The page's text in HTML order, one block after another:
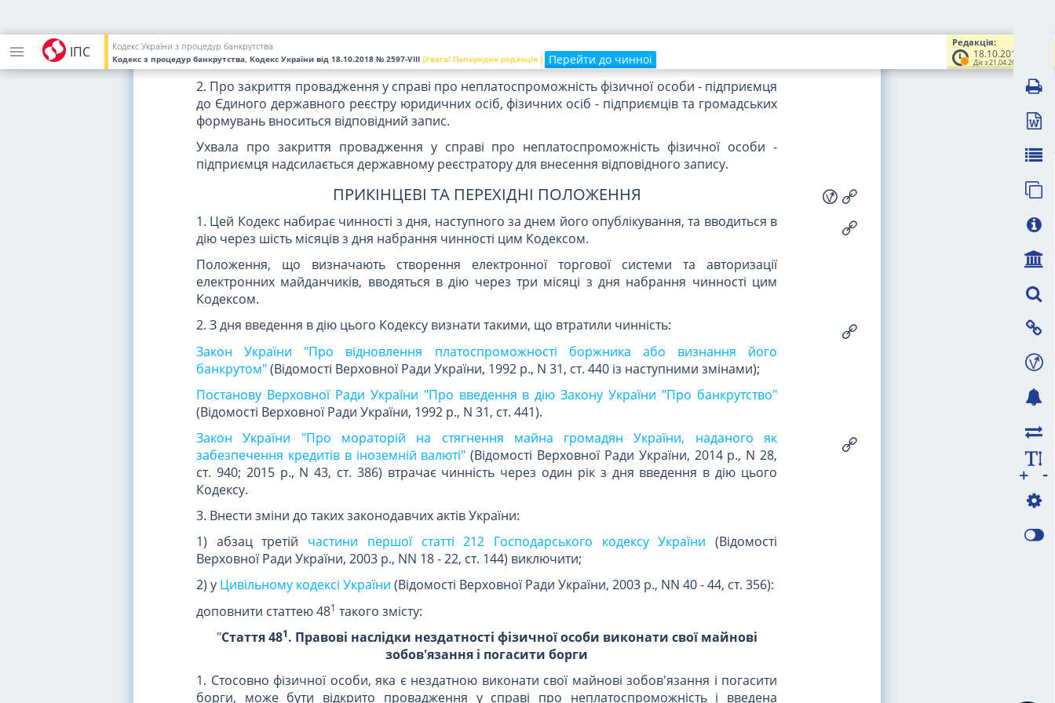
ІПС
Редакція:
18.10.2018
Діє з 21.04.2019
Кодекс України з процедур банкрутства
Кодекс з процедур банкрутства, Кодекс України від 18.10.2018 № 2597-VIII (Увага! Попередня редакція.) Перейти до чинної
підприємця до Єдиного державного реєстру юридичних осіб, фізичних осіб - підприємців та
громадських формувань вноситься відповідний запис.
2. Про закриття провадження у справі про неплатоспроможність фізичної особи - підприємця
до Єдиного державного реєстру юридичних осіб, фізичних осіб - підприємців та громадських
формувань вноситься відповідний запис.
Ухвала про закриття провадження у справі про неплатоспроможність фізичної особи -
підприємця надсилається державному реєстратору для внесення відповідного запису.
ПРИКІНЦЕВІ ТА ПЕРЕХІДНІ ПОЛОЖЕННЯ
1. Цей Кодекс набирає чинності з дня, наступного за днем його опублікування, та вводиться в
дію через шість місяців з дня набрання чинності цим Кодексом.
Положення, що визначають створення електронної торгової системи та авторизації
електронних майданчиків, вводяться в дію через три місяці з дня набрання чинності цим
Кодексом.
2. З дня введення в дію цього Кодексу визнати такими, що втратили чинність:
Закон України "Про відновлення платоспроможності боржника або визнання його
банкрутом"(Відомості Верховної Ради України, 1992 р., N 31, ст. 440 із наступними змінами);
Постанову Верховної Ради України "Про введення в дію Закону України "Про банкрутство"
(Відомості Верховної Ради України, 1992 р., N 31, ст. 441).
Закон України "Про мораторій на стягнення майна громадян України, наданого як
забезпечення кредитів в іноземній валюті" (Відомості Верховної Ради України, 2014 р., N 28,
ст. 940; 2015 р., N 43, ст. 386) втрачає чинність через один рік з дня введення в дію цього
Кодексу.
3. Внести зміни до таких законодавчих актів України:
1) абзац третій
частини першої статті 212 Господарського кодексу України (Відомості
Верховної Ради України, 2003 р., NN 18 - 22, ст. 144) виключити;
2) у Цивільному кодексі України (Відомості Верховної Ради України, 2003 р., NN 40 - 44, ст. 356):
доповнити статтею 481 такого змісту:
"Стаття 481. Правові наслідки нездатності фізичної особи виконати свої майнові
зобов'язання і погасити борги
1. Стосовно фізичної особи, яка є нездатною виконати свої майнові зобов'язання і погасити
борги, може бути відкрито провадження у справі про неплатоспроможність і введена
-
+